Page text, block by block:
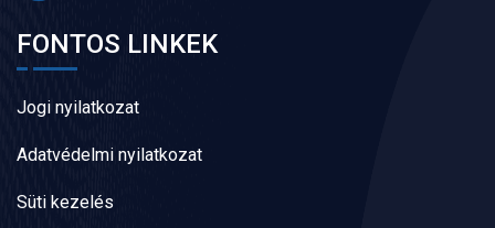
FONTOS LINKEK
Jogi nyilatkozat
Adatvédelmi nyilatkozat
Süti kezelés